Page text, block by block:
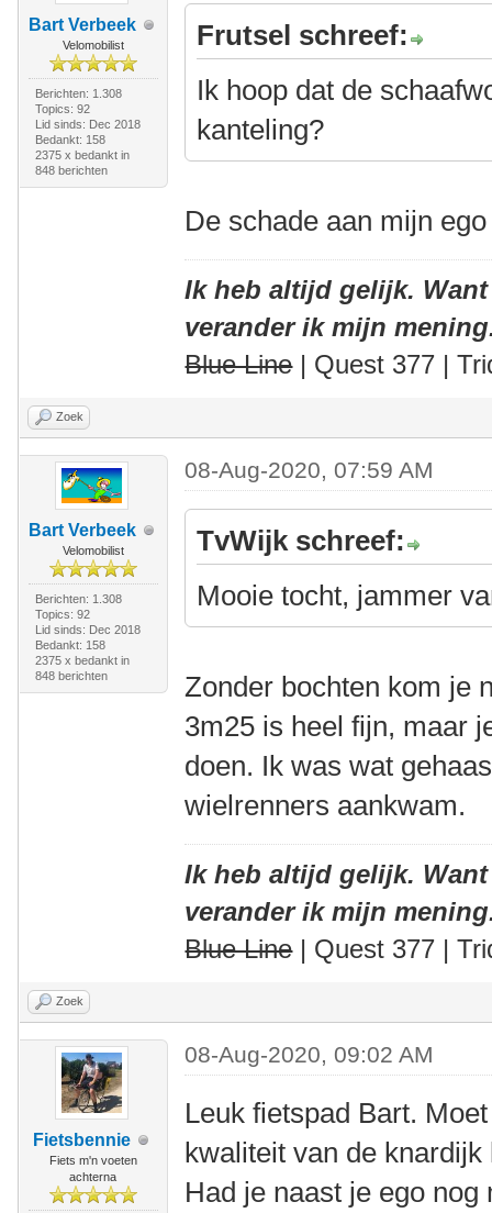
Bart Verbeek
Velomobilist
Berichten: 1.308
Topics: 92
Lid sinds: Dec 2018
Bedankt: 158
2375 x bedankt in
848 berichten
Frutsel schreef:
Ik hoop dat de
kanteling?
De schade aan mijn
Ik heb altijd gelijk.
verander ik mijn
Blue Line| Quest 377 |
Zoek
Bart Verbeek
Velomobilist
Berichten: 1.308
Topics: 92
Lid sinds: Dec 2018
Bedankt: 158
2375 x bedankt in
848 berichten
08-Aug-2020, 07:59 AM
TvWijk schreef:
Mooie tocht, jammer
Zonder bochten kom je
3m25 is heel fijn, maar
doen. Ik was wat
wielrenners aankwam.
Ik heb altijd gelijk.
verander ik mijn
Blue Line| Quest 377 |
Zoek
Fietsbennie
Fiets m'n voeten
achterna
08-Aug-2020, 09:02 AM
Leuk fietspad Bart.
kwaliteit van de
Had je naast je ego